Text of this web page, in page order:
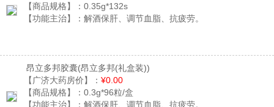
【商品规格】： 0.35g*132s
【功能主治】： 解酒保肝、调节血脂、抗疲劳。
昂立多邦胶囊(昂立多邦(礼盒装))
【广济大药房价】： ¥0.00
【商品规格】： 0.3g*96粒/盒
【功能主治】： 解酒保肝、调节血脂、抗疲劳。